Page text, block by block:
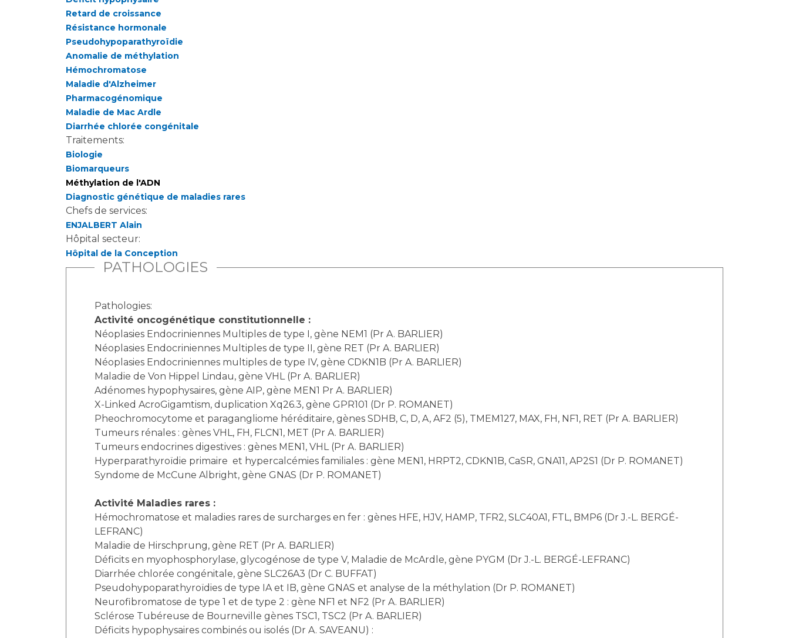
Retard de croissance
Résistance hormonale
Pseudohypoparathyroïdie
Anomalie de méthylation
Hémochromatose
Maladie d'Alzheimer
Pharmacogénomique
Maladie de Mac Ardle
Diarrhée chlorée congénitale
Traitements:
Biologie
Biomarqueurs
Méthylation de l'ADN
Diagnostic génétique de maladies rares
Chefs de services:
ENJALBERT Alain
Hôpital secteur:
Hôpital de la Conception
PATHOLOGIES
Pathologies:
Activité oncogénétique constitutionnelle :
Néoplasies Endocriniennes Multiples de type I, gène NEM1 (Pr A. BARLIER)
Néoplasies Endocriniennes Multiples de type II, gène RET (Pr A. BARLIER)
Néoplasies Endocriniennes multiples de type IV, gène CDKN1B (Pr A. BARLIER)
Maladie de Von Hippel Lindau, gène VHL (Pr A. BARLIER)
Adénomes hypophysaires, gène AIP, gène MEN1 Pr A. BARLIER)
X-Linked AcroGigamtism, duplication Xq26.3, gène GPR101 (Dr P. ROMANET)
Pheochromocytome et paragangliome héréditaire, gènes SDHB, C, D, A, AF2 (5), TMEM127, MAX, FH, NF1, RET (Pr A. BARLIER)
Tumeurs rénales : gènes VHL, FH, FLCN1, MET (Pr A. BARLIER)
Tumeurs endocrines digestives : gènes MEN1, VHL (Pr A. BARLIER)
Hyperparathyroïdie primaire et hypercalcémies familiales : gène MEN1, HRPT2, CDKN1B, CaSR, GNA11, AP2S1 (Dr P. ROMANET)
Syndome de McCune Albright, gène GNAS (Dr P. ROMANET)
Activité Maladies rares :
Hémochromatose et maladies rares de surcharges en fer : gènes HFE, HJV, HAMP, TFR2, SLC40A1, FTL, BMP6 (Dr J.-L. BERGÉ-
LEFRANC)
Maladie de Hirschprung, gène RET (Pr A. BARLIER)
Déficits en myophosphorylase, glycogénose de type V, Maladie de McArdle, gène PYGM (Dr J.-L. BERGÉ-LEFRANC)
Diarrhée chlorée congénitale, gène SLC26A3 (Dr C. BUFFAT)
Pseudohypoparathyroïdies de type IA et IB, gène GNAS et analyse de la méthylation (Dr P. ROMANET)
Neurofibromatose de type 1 et de type 2 : gène NF1 et NF2 (Pr A. BARLIER)
Sclérose Tubéreuse de Bourneville gènes TSC1, TSC2 (Pr A. BARLIER)
Déficits hypophysaires combinés ou isolés (Dr A. SAVEANU) :